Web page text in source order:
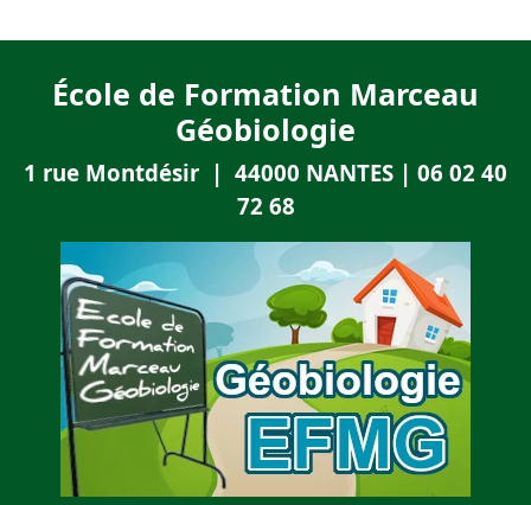
École de Formation Marceau
Géobiologie
1 rue Montdésir | 44000 NANTES | 06 02 40
72 68